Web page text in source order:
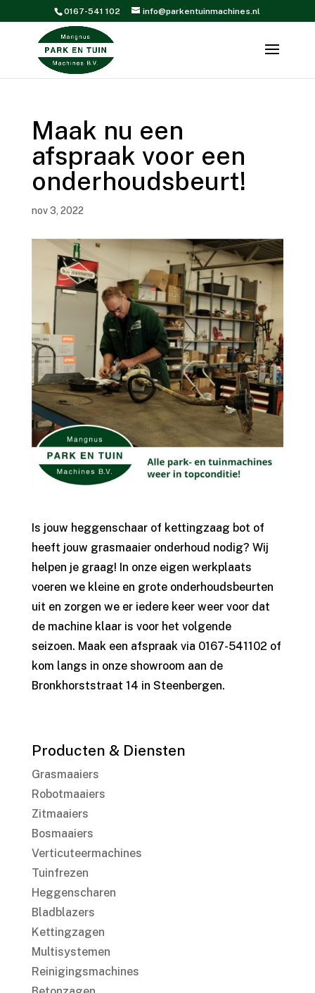
0167-541 102 info@parkentuinmachines.nl
Maak nu een
afspraak voor een
onderhoudsbeurt!
nov 3, 2022
Is jouw heggenschaar of kettingzaag bot of
heeft jouw grasmaaier onderhoud nodig? Wij
helpen je graag! In onze eigen werkplaats
voeren we kleine en grote onderhoudsbeurten
uit en zorgen we er iedere keer weer voor dat
de machine klaar is voor het volgende
seizoen. Maak een afspraak via 0167-541102 of
kom langs in onze showroom aan de
Bronkhorststraat 14 in Steenbergen.
Producten & Diensten
Grasmaaiers
Robotmaaiers
Zitmaaiers
Bosmaaiers
Verticuteermachines
Tuinfrezen
Heggenscharen
Bladblazers
Kettingzagen
Multisystemen
Reinigingsmachines